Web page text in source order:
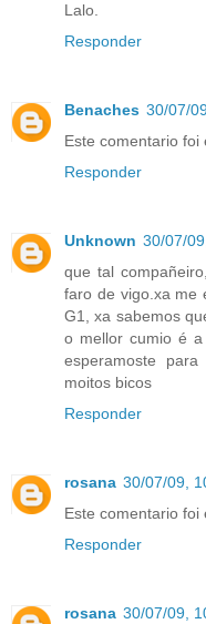
Lalo.
Responder
Benaches 30/07/
Este comentario foi
Responder
Unknown 30/07/
que tal
faro de vigo.xa me
G1, xa sabemos
o mellor cumio é
esperamoste
moitos bicos
Responder
rosana 30/07/09,
Este comentario foi
Responder
rosana 30/07/09,